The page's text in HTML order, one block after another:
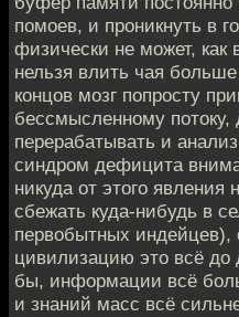
помоев, и проникнуть в
физически не может, как
нельзя влить чая
концов мозг попросту
бессмысленному потоку,
перерабатывать и
синдром дефицита
никуда от этого явления
сбежать куда-нибудь в
первобытных индейцев),
цивилизацию это всё до
бы, информации всё
и знаний масс всё